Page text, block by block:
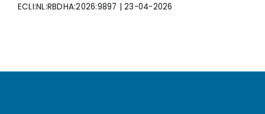
ECLI:NL:RBDHA:2026:9897 | 23-04-2026